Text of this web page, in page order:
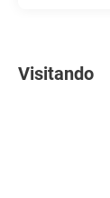
Visitando